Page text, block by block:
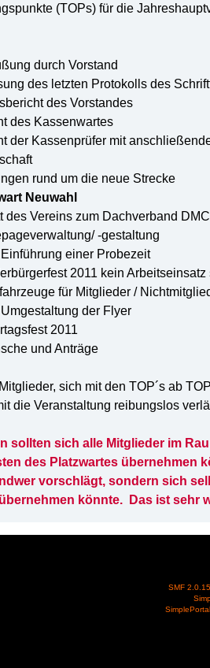
(TOPs) für die
durch Vorstand
des letzten Protokolls des
des Vorstandes
des Kassenwartes
der Kassenprüfer mit
rund um die neue Strecke
Neuwahl
des Vereins zum Dachverband DMC
-gestaltung
einer Probezeit
2011 kein
für Mitglieder /
der Flyer
2011
und Anträge
sich mit den TOP´s ab
die Veranstaltung reibungslos
sollten sich alle Mitglieder im
des Platzwartes übernehmen
vorschlägt, sondern sich
könnte. Das ist sehr
SMF 2.0.15